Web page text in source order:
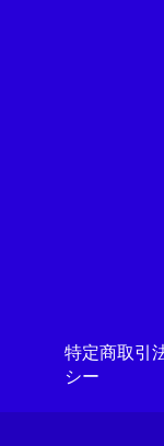
特定商取引
シー